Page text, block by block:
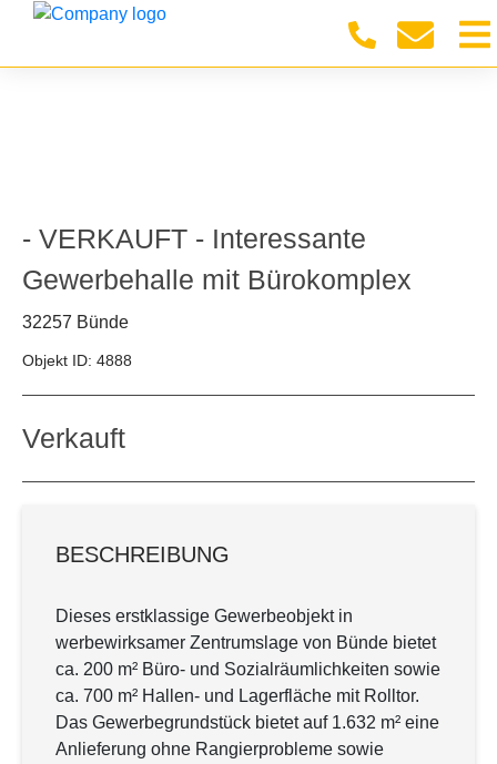
- VERKAUFT - Interessante
Gewerbehalle mit Bürokomplex
32257 Bünde
Objekt ID: 4888
Verkauft
BESCHREIBUNG
Dieses erstklassige Gewerbeobjekt in
werbewirksamer Zentrumslage von Bünde bietet
ca. 200 m² Büro- und Sozialräumlichkeiten sowie
ca. 700 m² Hallen- und Lagerfläche mit Rolltor.
Das Gewerbegrundstück bietet auf 1.632 m² eine
Anlieferung ohne Rangierprobleme sowie